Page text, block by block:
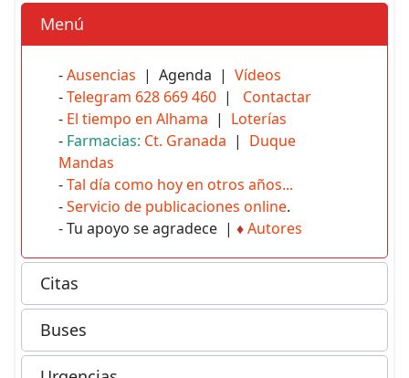
Menú
-Ausencias | Agenda | Vídeos
-Telegram 628 669 460 | Contactar
- El tiempo en Alhama | Loterías
- Farmacias: Ct. Granada | Duque
Mandas
-Tal día como hoy en otros años...
-Servicio de publicaciones online.
- Tu apoyo se agradece | ♦Autores
Citas
Buses